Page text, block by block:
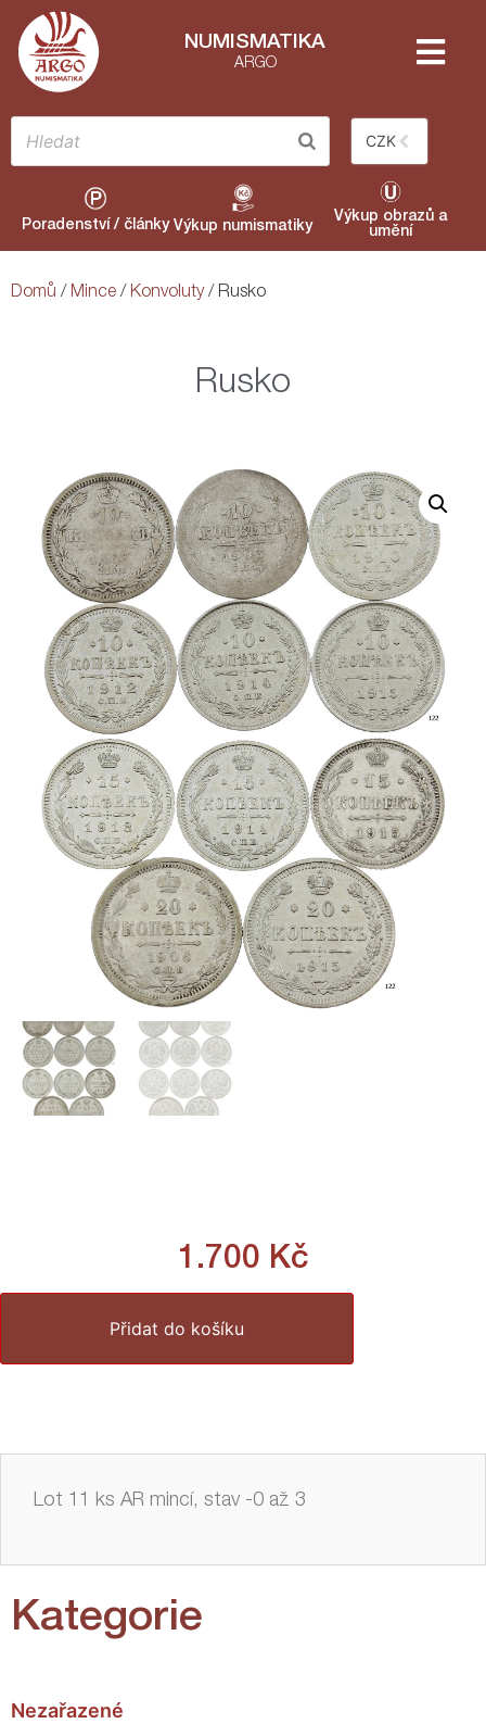
NUMISMATIKA
ARGO
CZK
Poradenství / články Výkup numismatiky
Výkup obrazů a
umění
Domů / Mince / Konvoluty/ Rusko
Kategorie
Nezařazené
Rusko
1.700 Kč
Přidat do košíku
Lot 11 ks AR mincí, stav -0 až 3